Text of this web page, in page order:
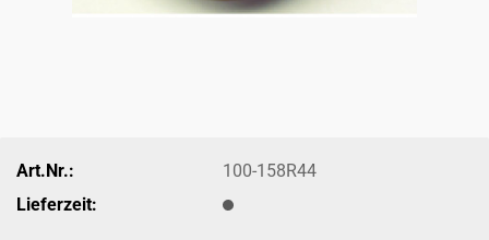
Art.Nr.:
100-158R44
Lieferzeit: